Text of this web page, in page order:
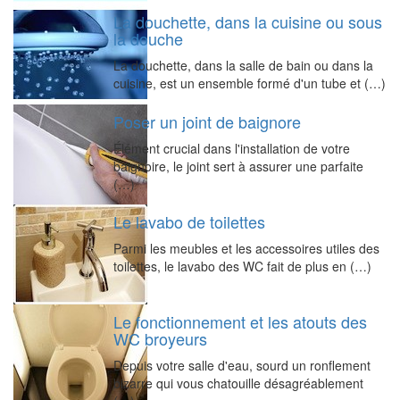
La douchette, dans la cuisine ou sous
la douche
La douchette, dans la salle de bain ou dans la
cuisine, est un ensemble formé d'un tube et (…)
Poser un joint de baignore
Élément crucial dans l'installation de votre
baignoire, le joint sert à assurer une parfaite
(…)
Le lavabo de toilettes
Parmi les meubles et les accessoires utiles des
toilettes, le lavabo des WC fait de plus en (…)
Le fonctionnement et les atouts des
WC broyeurs
Depuis votre salle d'eau, sourd un ronflement
bizarre qui vous chatouille désagréablement